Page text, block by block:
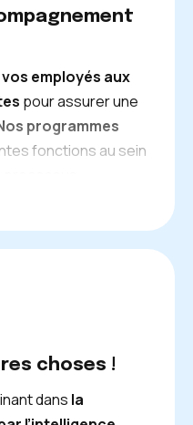
vos employés aux
pour assurer une
programmes
fonctions au sein
pérenne
des dispositifs
choses !
dans la